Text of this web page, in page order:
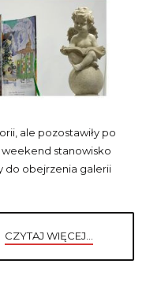
ale pozostawiły po
weekend stanowisko
do obejrzenia galerii
CZYTAJ WIĘCEJ...